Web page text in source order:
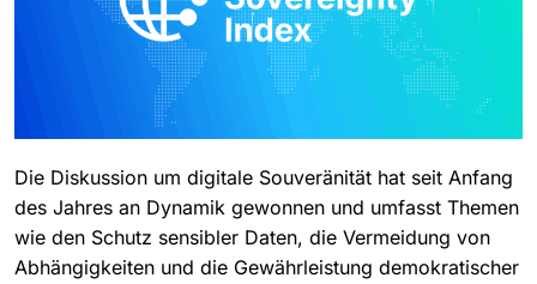
Die Diskussion um digitale Souveränität hat seit Anfang
des Jahres an Dynamik gewonnen und umfasst Themen
wie den Schutz sensibler Daten, die Vermeidung von
Abhängigkeiten und die Gewährleistung demokratischer